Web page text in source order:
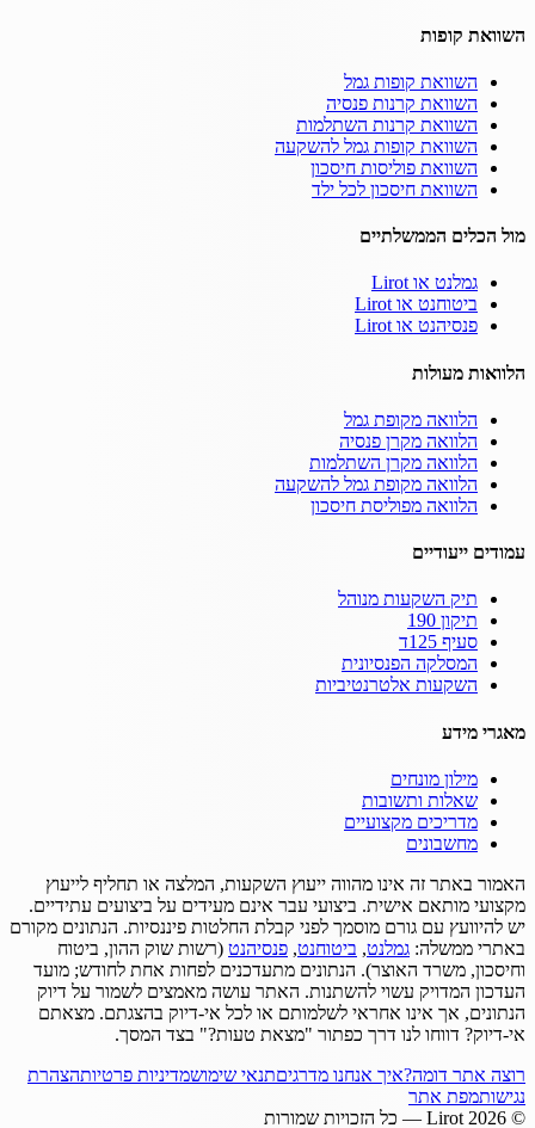
השוואת קופות
השוואת קופות גמל
השוואת קרנות פנסיה
השוואת קרנות השתלמות
השוואת קופות גמל להשקעה
השוואת פוליסות חיסכון
השוואת חיסכון לכל ילד
מול הכלים הממשלתיים
גמלנט או Lirot
ביטוחנט או Lirot
פנסיהנט או Lirot
הלוואות מעולות
הלוואה מקופת גמל
הלוואה מקרן פנסיה
הלוואה מקרן השתלמות
הלוואה מקופת גמל להשקעה
הלוואה מפוליסת חיסכון
עמודים ייעודיים
תיק השקעות מנוהל
תיקון 190
סעיף 125ד
המסלקה הפנסיונית
השקעות אלטרנטיביות
מאגרי מידע
מילון מונחים
שאלות ותשובות
מדריכים מקצועיים
מחשבונים
האמור באתר זה אינו מהווה ייעוץ השקעות, המלצה או תחליף לייעוץ
מקצועי מותאם אישית. ביצועי עבר אינם מעידים על ביצועים עתידיים.
יש להיוועץ עם גורם מוסמך לפני קבלת החלטות פיננסיות. הנתונים מקורם
באתרי ממשלה: גמלנט, ביטוחנט, פנסיהנט (רשות שוק ההון, ביטוח
וחיסכון, משרד האוצר). הנתונים מתעדכנים לפחות אחת לחודש; מועד
העדכון המדויק עשוי להשתנות. האתר עושה מאמצים לשמור על דיוק
הנתונים, אך אינו אחראי לשלמותם או לכל אי-דיוק בהצגתם. מצאתם
אי-דיוק? דווחו לנו דרך כפתור "מצאת טעות?" בצד המסך.
רוצה אתר דומה?איך אנחנו מדרגיםתנאי שימושמדיניות פרטיותהצהרת
נגישותמפת אתר
©
2026